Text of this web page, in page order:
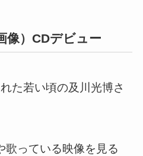
像）CDデビュー
た若い頃の及川光博さ
歌っている映像を見る